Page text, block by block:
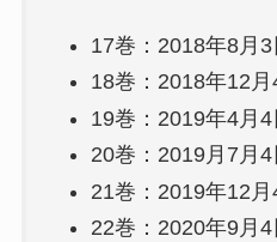
17巻：2018年8月3
18巻：2018年12月
19巻：2019年4月4
20巻：2019月7月4
21巻：2019年12月
22巻：2020年9月4